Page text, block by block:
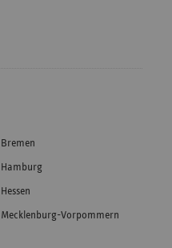
Bremen
Hamburg
Hessen
Mecklenburg-Vorpommern